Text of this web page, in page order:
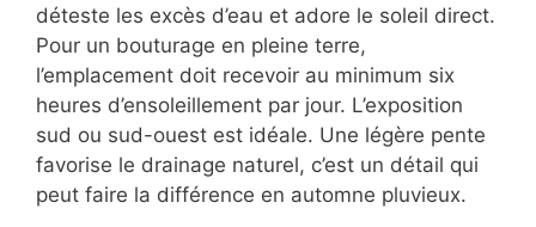
déteste les excès d’eau et adore le soleil direct.
Pour un bouturage en pleine terre,
l’emplacement doit recevoir au minimum six
heures d’ensoleillement par jour. L’exposition
sud ou sud-ouest est idéale. Une légère pente
favorise le drainage naturel, c’est un détail qui
peut faire la différence en automne pluvieux.